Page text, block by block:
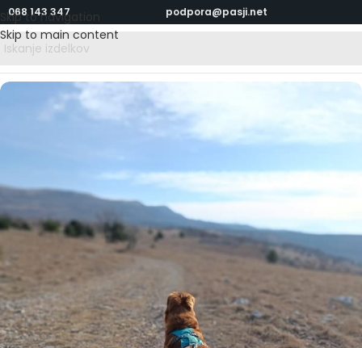
Skip to navigation
Skip to main content
068 143 347 podpora@pasji.net